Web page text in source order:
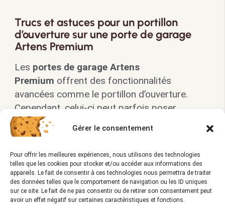
Gérer le consentement
Pour offrir les meilleures expériences, nous utilisons des technologies
telles que les cookies pour stocker et/ou accéder aux informations des
appareils. Le fait de consentir à ces technologies nous permettra de traiter
des données telles que le comportement de navigation ou les ID uniques
sur ce site. Le fait de ne pas consentir ou de retirer son consentement peut
avoir un effet négatif sur certaines caractéristiques et fonctions.
Trucs et astuces pour un portillon
d’ouverture sur une porte de garage
Artens Premium
Les portes de garage Artens
Premium offrent des fonctionnalités
avancées comme le portillon d’ouverture.
Cependant, celui-ci peut parfois poser
problème.
Vérifiez les charnières du portillon pour
des fixations lâches
Assurez-vous que le joint d’étanchéité